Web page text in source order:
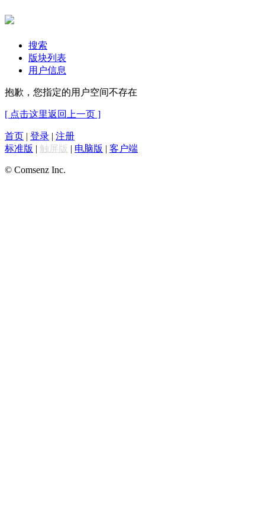
搜索
版块列表
用户信息
抱歉，您指定的用户空间不存在
[ 点击这里返回上一页 ]
首页 | 登录 | 注册
标准版 | 触屏版 | 电脑版 | 客户端
© Comsenz Inc.